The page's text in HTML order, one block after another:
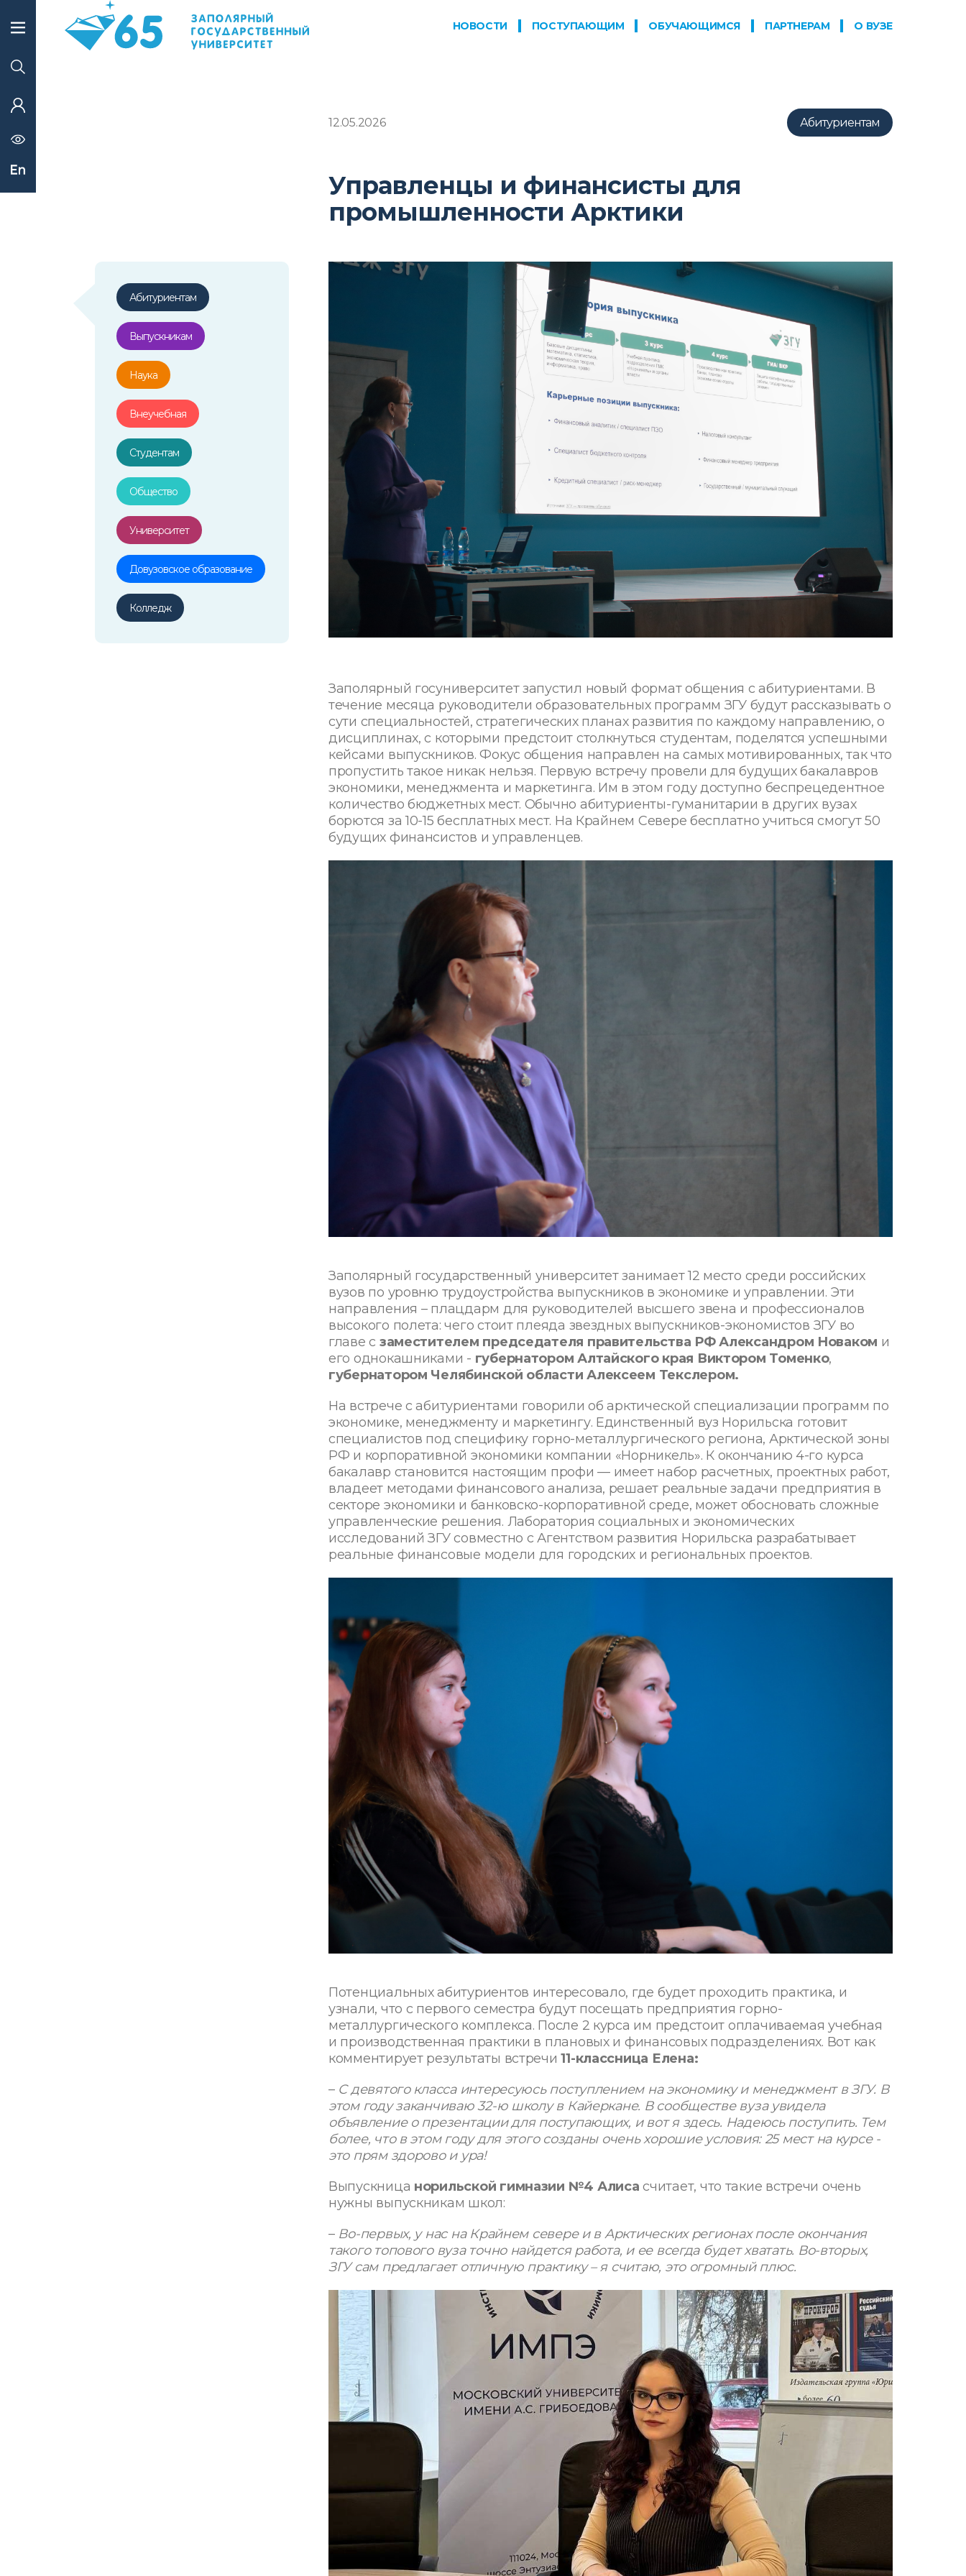
НОВОСТИ ПОСТУПАЮЩИМ ОБУЧАЮЩИМСЯ ПАРТНЕРАМ О ВУЗЕ
12.05.2026 Абитуриентам
Управленцы и финансисты для
промышленности Арктики
Абитуриентам
Выпускникам
Наука
Внеучебная
Студентам
Общество
Университет
Довузовское образование
Колледж
Заполярный госуниверситет запустил новый формат общения с абитуриентами. В
течение месяца руководители образовательных программ ЗГУ будут рассказывать о
сути специальностей, стратегических планах развития по каждому направлению, о
дисциплинах, с которыми предстоит столкнуться студентам, поделятся успешными
кейсами выпускников. Фокус общения направлен на самых мотивированных, так что
пропустить такое никак нельзя. Первую встречу провели для будущих бакалавров
экономики, менеджмента и маркетинга. Им в этом году доступно беспрецедентное
количество бюджетных мест. Обычно абитуриенты-гуманитарии в других вузах
борются за 10-15 бесплатных мест. На Крайнем Севере бесплатно учиться смогут 50
будущих финансистов и управленцев.
Заполярный государственный университет занимает 12 место среди российских
вузов по уровню трудоустройства выпускников в экономике и управлении. Эти
направления – плацдарм для руководителей высшего звена и профессионалов
высокого полета: чего стоит плеяда звездных выпускников-экономистов ЗГУ во
главе с заместителем председателя правительства РФ Александром Новаком и
его однокашниками - губернатором Алтайского края Виктором Томенко,
губернатором Челябинской области Алексеем Текслером.
На встрече с абитуриентами говорили об арктической специализации программ по
экономике, менеджменту и маркетингу. Единственный вуз Норильска готовит
специалистов под специфику горно-металлургического региона, Арктической зоны
РФ и корпоративной экономики компании «Норникель». К окончанию 4-го курса
бакалавр становится настоящим профи — имеет набор расчетных, проектных работ,
владеет методами финансового анализа, решает реальные задачи предприятия в
секторе экономики и банковско-корпоративной среде, может обосновать сложные
управленческие решения. Лаборатория социальных и экономических
исследований ЗГУ совместно с Агентством развития Норильска разрабатывает
реальные финансовые модели для городских и региональных проектов.
Потенциальных абитуриентов интересовало, где будет проходить практика, и
узнали, что с первого семестра будут посещать предприятия горно-
металлургического комплекса. После 2 курса им предстоит оплачиваемая учебная
и производственная практики в плановых и финансовых подразделениях. Вот как
комментирует результаты встречи11-классница Елена:
– С девятого класса интересуюсь поступлением на экономику и менеджмент в ЗГУ. В
этом году заканчиваю 32-ю школу в Кайеркане. В сообществе вуза увидела
объявление о презентации для поступающих, и вот я здесь. Надеюсь поступить. Тем
более, что в этом году для этого созданы очень хорошие условия: 25 мест на курсе -
это прям здорово и ура!
Выпускница норильской гимназии №4 Алиса считает, что такие встречи очень
нужны выпускникам школ:
– Во-первых, у нас на Крайнем севере и в Арктических регионах после окончания
такого топового вуза точно найдется работа, и ее всегда будет хватать. Во-вторых,
ЗГУ сам предлагает отличную практику – я считаю, это огромный плюс.